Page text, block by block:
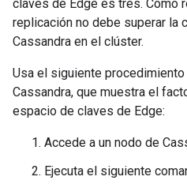
claves de Edge es tres. Como
replicación no debe superar la
Cassandra en el clúster.
Usa el siguiente
Cassandra, que muestra el
espacio de claves de Edge:
Accede a un nodo de
Ejecuta el siguiente